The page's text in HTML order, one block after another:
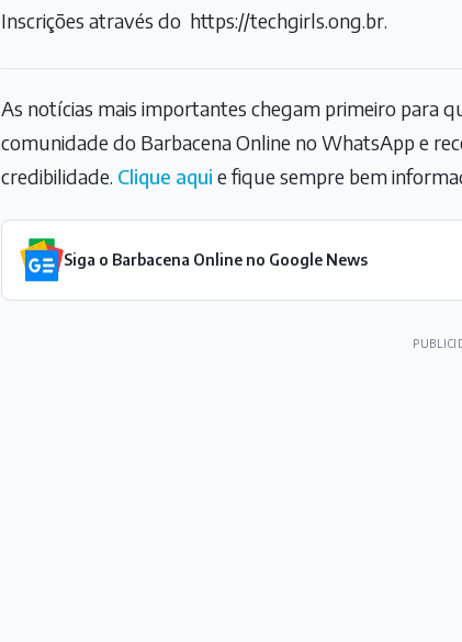
Inscrições através do https://techgirls.ong.br.
As notícias mais importantes chegam primeiro para
comunidade do Barbacena Online no WhatsApp e
credibilidade. Clique aqui e fique sempre bem
Siga o Barbacena Online no Google News